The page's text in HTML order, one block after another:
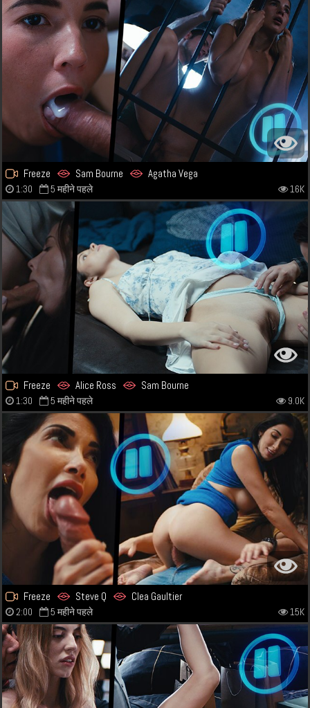
Freeze Sam Bourne Agatha Vega
1:30 5 महीने पहले 16K
Freeze Alice Ross Sam Bourne
1:30 5 महीने पहले 9.0K
Freeze Steve Q Clea Gaultier
2:00 5 महीने पहले 15K